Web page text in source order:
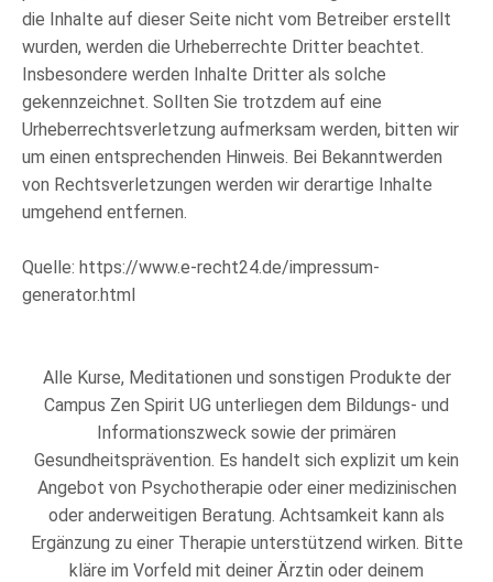
die Inhalte auf dieser Seite nicht vom Betreiber erstellt
wurden, werden die Urheberrechte Dritter beachtet.
Insbesondere werden Inhalte Dritter als solche
gekennzeichnet. Sollten Sie trotzdem auf eine
Urheberrechtsverletzung aufmerksam werden, bitten wir
um einen entsprechenden Hinweis. Bei Bekanntwerden
von Rechtsverletzungen werden wir derartige Inhalte
umgehend entfernen.
Quelle: https://www.e-recht24.de/impressum-
generator.html
Alle Kurse, Meditationen und sonstigen Produkte der
Campus Zen Spirit UG unterliegen dem Bildungs- und
Informationszweck sowie der primären
Gesundheitsprävention. Es handelt sich explizit um kein
Angebot von Psychotherapie oder einer medizinischen
oder anderweitigen Beratung. Achtsamkeit kann als
Ergänzung zu einer Therapie unterstützend wirken. Bitte
kläre im Vorfeld mit deiner Ärztin oder deinem